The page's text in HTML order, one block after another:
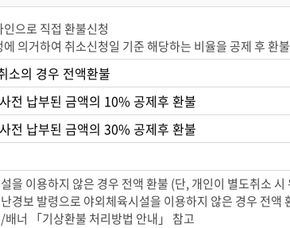
으로 직접 환불신청
의거하여 취소신청일 기준 해당하는 비율을 공제 후 환불
소의 경우 전액환불
전 납부된 금액의 10% 공제후 환불
전 납부된 금액의 30% 공제후 환불
을 이용하지 않은 경우 전액 환불 (단, 개인이 별도취소
경보 발령으로 야외체육시설을 이용하지 않은 경우 전
너 「기상환불 처리방법 안내」 참고